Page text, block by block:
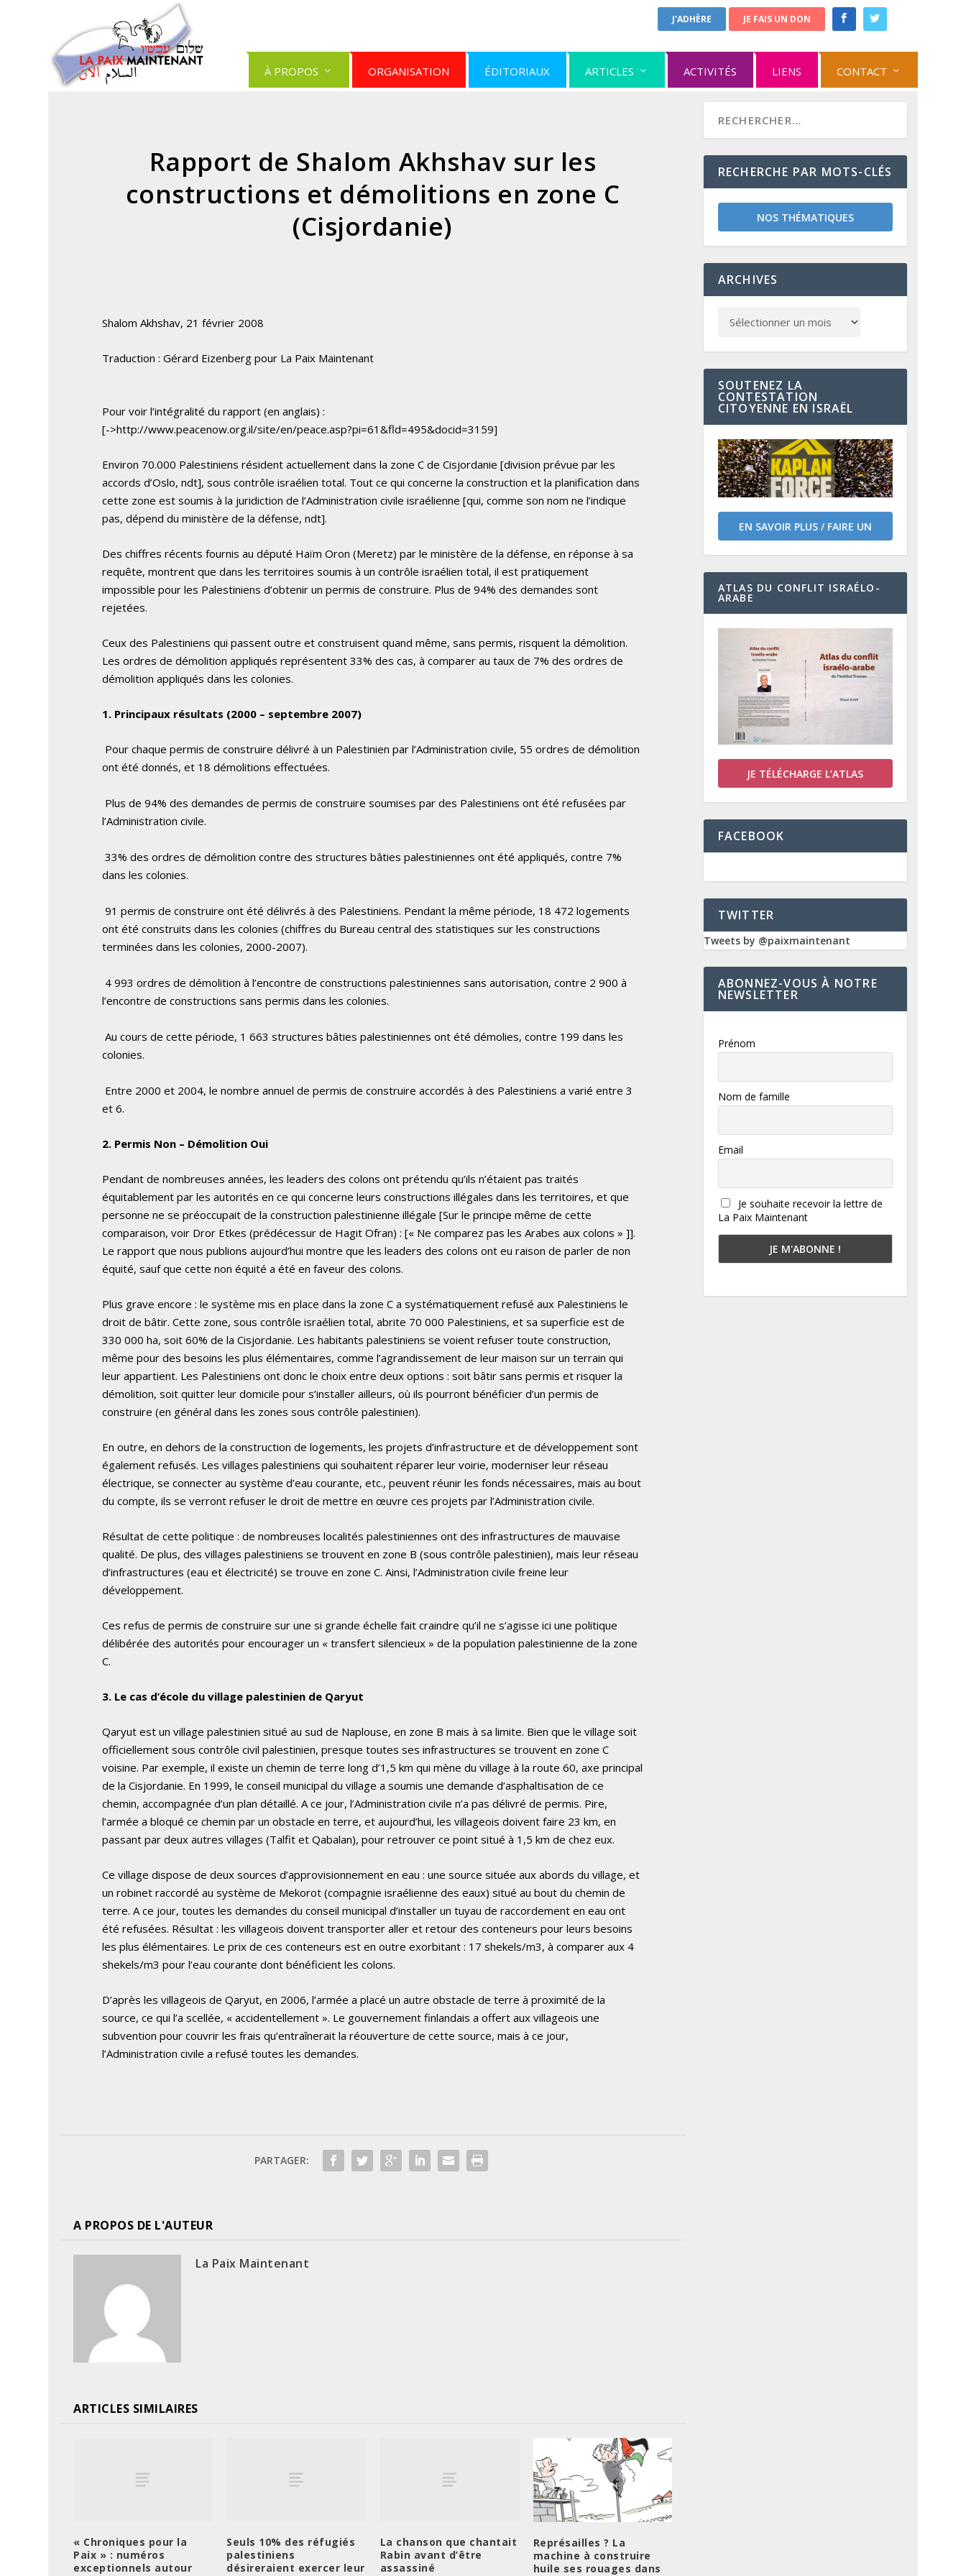
J'ADHÈRE JE FAIS UN DON
À PROPOS ORGANISATION ÉDITORIAUX ARTICLES ACTIVITÉS LIENS CONTACT
Rapport de Shalom Akhshav sur les
constructions et démolitions en zone C
(Cisjordanie)
Shalom Akhshav, 21 février 2008
Traduction : Gérard Eizenberg pour La Paix Maintenant
Pour voir l’intégralité du rapport (en anglais) :
[->http://www.peacenow.org.il/site/en/peace.asp?pi=61&fld=495&docid=3159]
Environ 70.000 Palestiniens résident actuellement dans la zone C de Cisjordanie [division prévue par les
accords d’Oslo, ndt], sous contrôle israélien total. Tout ce qui concerne la construction et la planification dans
cette zone est soumis à la juridiction de l’Administration civile israélienne [qui, comme son nom ne l’indique
pas, dépend du ministère de la défense, ndt].
Des chiffres récents fournis au député Haïm Oron (Meretz) par le ministère de la défense, en réponse à sa
requête, montrent que dans les territoires soumis à un contrôle israélien total, il est pratiquement
impossible pour les Palestiniens d’obtenir un permis de construire. Plus de 94% des demandes sont
rejetées.
Ceux des Palestiniens qui passent outre et construisent quand même, sans permis, risquent la démolition.
Les ordres de démolition appliqués représentent 33% des cas, à comparer au taux de 7% des ordres de
démolition appliqués dans les colonies.
1. Principaux résultats (2000 – septembre 2007)
Pour chaque permis de construire délivré à un Palestinien par l’Administration civile, 55 ordres de démolition
ont été donnés, et 18 démolitions effectuées.
Plus de 94% des demandes de permis de construire soumises par des Palestiniens ont été refusées par
l’Administration civile.
33% des ordres de démolition contre des structures bâties palestiniennes ont été appliqués, contre 7%
dans les colonies.
91 permis de construire ont été délivrés à des Palestiniens. Pendant la même période, 18 472 logements
ont été construits dans les colonies (chiffres du Bureau central des statistiques sur les constructions
terminées dans les colonies, 2000-2007).
4 993 ordres de démolition à l’encontre de constructions palestiniennes sans autorisation, contre 2 900 à
l’encontre de constructions sans permis dans les colonies.
Au cours de cette période, 1 663 structures bâties palestiniennes ont été démolies, contre 199 dans les
colonies.
Entre 2000 et 2004, le nombre annuel de permis de construire accordés à des Palestiniens a varié entre 3
et 6.
2. Permis Non – Démolition Oui
Pendant de nombreuses années, les leaders des colons ont prétendu qu’ils n’étaient pas traités
équitablement par les autorités en ce qui concerne leurs constructions illégales dans les territoires, et que
personne ne se préoccupait de la construction palestinienne illégale[Sur le principe même de cette
comparaison, voir Dror Etkes (prédécessur de Hagit Ofran) : [« Ne comparez pas les Arabes aux colons »]].
Le rapport que nous publions aujourd’hui montre que les leaders des colons ont eu raison de parler de non
équité, sauf que cette non équité a été en faveur des colons.
Plus grave encore : le système mis en place dans la zone C a systématiquement refusé aux Palestiniens le
droit de bâtir. Cette zone, sous contrôle israélien total, abrite 70 000 Palestiniens, et sa superficie est de
330 000 ha, soit 60% de la Cisjordanie. Les habitants palestiniens se voient refuser toute construction,
même pour des besoins les plus élémentaires, comme l’agrandissement de leur maison sur un terrain qui
leur appartient. Les Palestiniens ont donc le choix entre deux options : soit bâtir sans permis et risquer la
démolition, soit quitter leur domicile pour s’installer ailleurs, où ils pourront bénéficier d’un permis de
construire (en général dans les zones sous contrôle palestinien).
En outre, en dehors de la construction de logements, les projets d’infrastructure et de développement sont
également refusés. Les villages palestiniens qui souhaitent réparer leur voirie, moderniser leur réseau
électrique, se connecter au système d’eau courante, etc., peuvent réunir les fonds nécessaires, mais au bout
du compte, ils se verront refuser le droit de mettre en œuvre ces projets par l’Administration civile.
Résultat de cette politique : de nombreuses localités palestiniennes ont des infrastructures de mauvaise
qualité. De plus, des villages palestiniens se trouvent en zone B (sous contrôle palestinien), mais leur réseau
d’infrastructures (eau et électricité) se trouve en zone C. Ainsi, l’Administration civile freine leur
développement.
Ces refus de permis de construire sur une si grande échelle fait craindre qu’il ne s’agisse ici une politique
délibérée des autorités pour encourager un « transfert silencieux » de la population palestinienne de la zone
C.
3. Le cas d’école du village palestinien de Qaryut
Qaryut est un village palestinien situé au sud de Naplouse, en zone B mais à sa limite. Bien que le village soit
officiellement sous contrôle civil palestinien, presque toutes ses infrastructures se trouvent en zone C
voisine. Par exemple, il existe un chemin de terre long d’1,5 km qui mène du village à la route 60, axe principal
de la Cisjordanie. En 1999, le conseil municipal du village a soumis une demande d’asphaltisation de ce
chemin, accompagnée d’un plan détaillé. A ce jour, l’Administration civile n’a pas délivré de permis. Pire,
l’armée a bloqué ce chemin par un obstacle en terre, et aujourd’hui, les villageois doivent faire 23 km, en
passant par deux autres villages (Talfit et Qabalan), pour retrouver ce point situé à 1,5 km de chez eux.
Ce village dispose de deux sources d’approvisionnement en eau : une source située aux abords du village, et
un robinet raccordé au système de Mekorot (compagnie israélienne des eaux) situé au bout du chemin de
terre. A ce jour, toutes les demandes du conseil municipal d’installer un tuyau de raccordement en eau ont
été refusées. Résultat : les villageois doivent transporter aller et retour des conteneurs pour leurs besoins
les plus élémentaires. Le prix de ces conteneurs est en outre exorbitant : 17 shekels/m3, à comparer aux 4
shekels/m3 pour l’eau courante dont bénéficient les colons.
D’après les villageois de Qaryut, en 2006, l’armée a placé un autre obstacle de terre à proximité de la
source, ce qui l’a scellée, « accidentellement ». Le gouvernement finlandais a offert aux villageois une
subvention pour couvrir les frais qu’entraînerait la réouverture de cette source, mais à ce jour,
l’Administration civile a refusé toutes les demandes.
PARTAGER:
A PROPOS DE L'AUTEUR
La Paix Maintenant
ARTICLES SIMILAIRES
« Chroniques pour la
Paix » : numéros
exceptionnels autour
Seuls 10% des réfugiés
palestiniens
désireraient exercer leur
La chanson que chantait
Rabin avant d’être
assassiné
Représailles ? La
machine à construire
huile ses rouages dans
RECHERCHE PAR MOTS-CLÉS
NOS THÉMATIQUES
ARCHIVES
SOUTENEZ LA
CONTESTATION
CITOYENNE EN ISRAËL
EN SAVOIR PLUS / FAIRE UN
DON
ATLAS DU CONFLIT ISRAÉLO-
ARABE
JE TÉLÉCHARGE L’ATLAS
FACEBOOK
TWITTER
Tweets by @paixmaintenant
ABONNEZ-VOUS À NOTRE
NEWSLETTER
Prénom
Nom de famille
Email
Je souhaite recevoir la lettre de
La Paix Maintenant